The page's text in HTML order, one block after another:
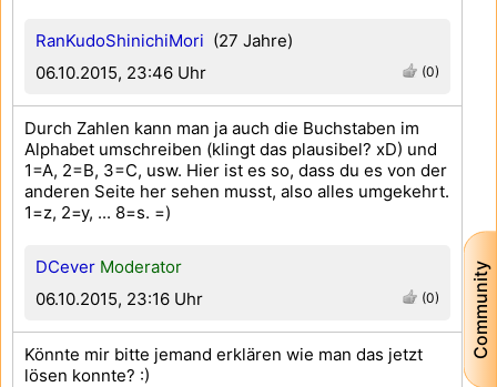
Community
RanKudoShinichiMori (27 Jahre)
06.10.2015, 23:46 Uhr
(0)
DCever Moderator
06.10.2015, 23:16 Uhr
(0)
Durch Zahlen kann man ja auch die Buchstaben im
Alphabet umschreiben (klingt das plausibel? xD) und
1=A, 2=B, 3=C, usw. Hier ist es so, dass du es von der
anderen Seite her sehen musst, also alles umgekehrt.
1=z, 2=y, ... 8=s. =)
Könnte mir bitte jemand erklären wie man das jetzt
lösen konnte? :)